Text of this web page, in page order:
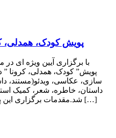
پویش کودک، همدلی،
با برگزاری آیین ویژه ای
پویش” کودک، همدلی، کرونا
سازی، عکاسی، ویدئو(مستند،
داستان، خاطره، شعر، کمیک
شد.مقدمات برگزاری این پویش از یک سال پیش با پیشنهاد […]